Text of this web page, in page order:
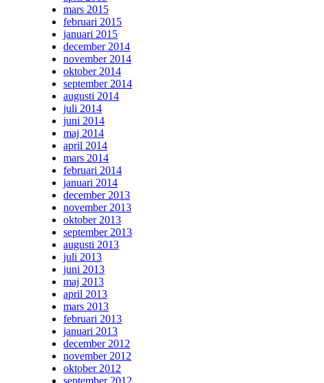
mars 2015
februari 2015
januari 2015
december 2014
november 2014
oktober 2014
september 2014
augusti 2014
juli 2014
juni 2014
maj 2014
april 2014
mars 2014
februari 2014
januari 2014
december 2013
november 2013
oktober 2013
september 2013
augusti 2013
juli 2013
juni 2013
maj 2013
april 2013
mars 2013
februari 2013
januari 2013
december 2012
november 2012
oktober 2012
september 2012